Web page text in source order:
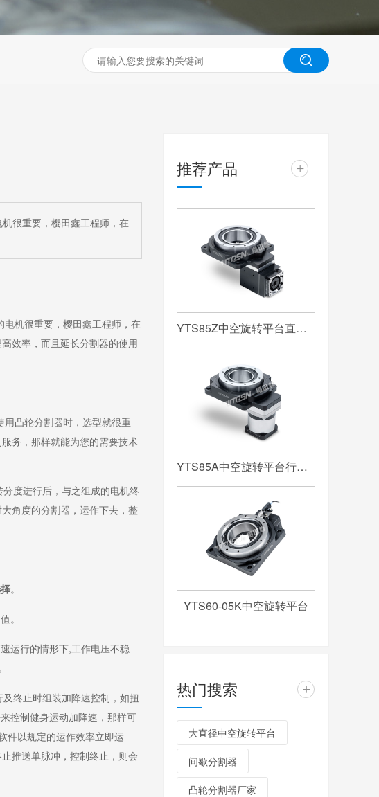
很重要，樱田鑫工程师，在
机很重要，樱田鑫工程师，在
效率，而且延长分割器的使用
凸轮分割器时，选型就很重
务，那样就能为您的需要技术
度进行后，与之组成的电机终
角度的分割器，运作下去，整
。
。
运行的情形下,工作电压不稳
终止时组装加降速控制，如扭
控制健身运动加降速，那样可
件以规定的运作效率立即运
推送单脉冲，控制终止，则会
推荐产品 +
YTS85Z中空旋转平台直角一体机
YTS85A中空旋转平台行星一体机
YTS60-05K中空旋转平台
热门搜索 +
大直径中空旋转平台
间歇分割器
凸轮分割器厂家